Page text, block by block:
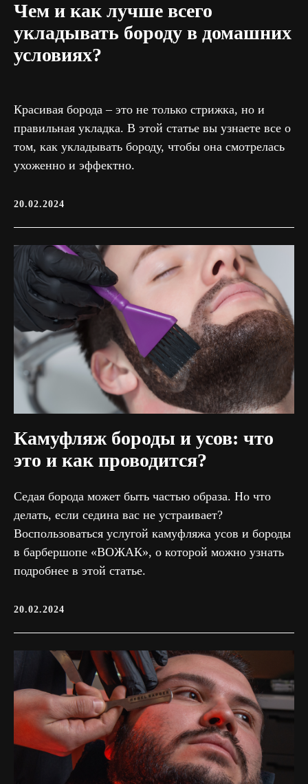
Чем и как лучше всего
укладывать бороду в домашних
условиях?
Красивая борода – это не только стрижка, но и
правильная укладка. В этой статье вы узнаете все о
том, как укладывать бороду, чтобы она смотрелась
ухоженно и эффектно.
20.02.2024
Камуфляж бороды и усов: что
это и как проводится?
Седая борода может быть частью образа. Но что
делать, если седина вас не устраивает?
Воспользоваться услугой камуфляжа усов и бороды
в барбершопе «ВОЖАК», о которой можно узнать
подробнее в этой статье.
20.02.2024